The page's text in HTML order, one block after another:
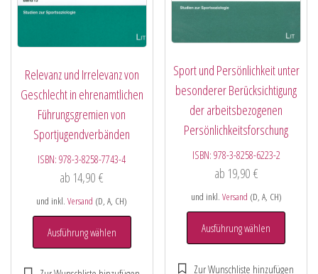
Relevanz und Irrelevanz von
Geschlecht in ehrenamtlichen
Führungsgremien von
Sportjugendverbänden
ISBN:978-3-8258-7743-4
ab 14,90€
und inkl.Versand (D, A, CH)
Ausführung wählen
Sport und Persönlichkeit unter
besonderer Berücksichtigung
der arbeitsbezogenen
Persönlichkeitsforschung
ISBN: 978-3-8258-6223-2
ab 19,90 €
und inkl. Versand (D, A, CH)
Ausführung wählen